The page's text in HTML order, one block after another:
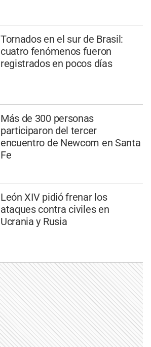
Tornados en el sur de Brasil:
cuatro fenómenos fueron
registrados en pocos días
Más de 300 personas
participaron del tercer
encuentro de Newcom en Santa
Fe
León XIV pidió frenar los
ataques contra civiles en
Ucrania y Rusia